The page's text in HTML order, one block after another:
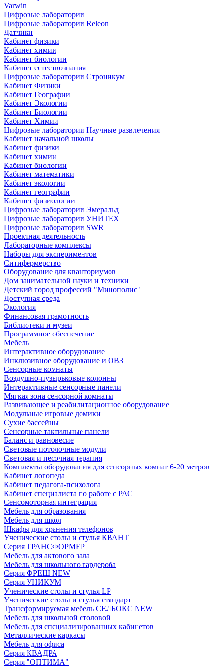
Varwin
Цифровые лаборатории
Цифровые лаборатории Releon
Датчики
Кабинет физики
Кабинет химии
Кабинет биологии
Кабинет естествознания
Цифровые лаборатории Строникум
Кабинет Физики
Кабинет Географии
Кабинет Экологии
Кабинет Биологии
Кабинет Химии
Цифровые лаборатории Научные развлечения
Кабинет начальной школы
Кабинет физики
Кабинет химии
Кабинет биологии
Кабинет математики
Кабинет экологии
Кабинет географии
Кабинет физиологии
Цифровые лаборатории Эмеральд
Цифровые лаборатории УНИТЕХ
Цифровые лаборатории SWR
Проектная деятельность
Лабораторные комплексы
Наборы для экспериментов
Ситифермерство
Оборудование для кванториумов
Дом занимательной науки и техники
Детский город профессий "Минополис"
Доступная среда
Экология
Финансовая грамотность
Библиотеки и музеи
Программное обеспечение
Мебель
Интерактивное оборудование
Инклюзивное оборудование и ОВЗ
Cенсорные комнаты
Воздушно-пузырьковые колонны
Интерактивные сенсорные панели
Мягкая зона сенсорной комнаты
Развивающее и реабилитационное оборудование
Модульные игровые домики
Сухие бассейны
Сенсорные тактильные панели
Баланс и равновесие
Световые потолочные модули
Световая и песочная терапия
Комплекты оборудования для сенсорных комнат 6-20 метров
Кабинет логопеда
Кабинет педагога-психолога
Кабинет специалиста по работе с РАС
Сенсомоторная интеграция
Мебель для образования
Мебель для школ
Шкафы для хранения телефонов
Ученические столы и стулья КВАНТ
Серия ТРАНСФОРМЕР
Мебель для актового зала
Мебель для школьного гардероба
Серия ФРЕШ NEW
Серия УНИКУМ
Ученические столы и стулья LP
Ученические столы и стулья стандарт
Трансформируемая мебель СЕЛБОКС NEW
Мебель для школьной столовой
Мебель для специализированных кабинетов
Металлические каркасы
Мебель для офиса
Серия КВАДРА
Серия "ОПТИМА"